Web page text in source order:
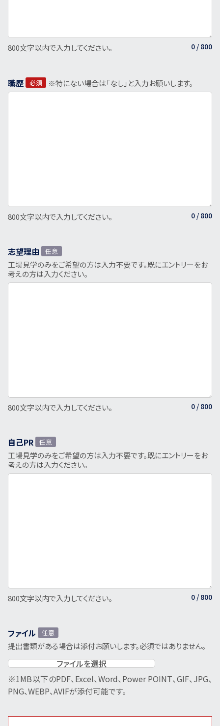
800文字以内で入力してください。 0 / 800
職歴 必須 ※特にない場合は「なし」と入力お願いします。
800文字以内で入力してください。 0 / 800
志望理由 任意
工場見学のみをご希望の方は入力不要です。既にエントリーをお
考えの方は入力ください。
800文字以内で入力してください。 0 / 800
自己PR 任意
工場見学のみをご希望の方は入力不要です。既にエントリーをお
考えの方は入力ください。
800文字以内で入力してください。 0 / 800
ファイル 任意
提出書類がある場合は添付お願いします。必須ではありません。
ファイルを選択
※1MB以下のPDF、Excel、Word、Power POINT、GIF、JPG、
PNG、WEBP、AVIFが添付可能です。